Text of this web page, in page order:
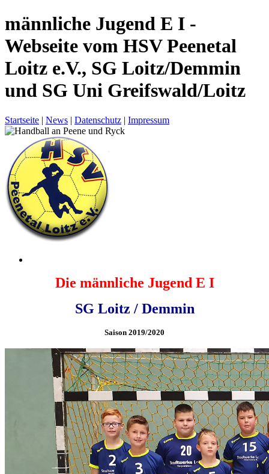
männliche Jugend E I -
Webseite vom HSV Peenetal
Loitz e.V., SG Loitz/Demmin
und SG Uni Greifswald/Loitz
Startseite | News | Datenschutz | Impressum
Die männliche Jugend E I
SG Loitz / Demmin
Saison 2019/2020